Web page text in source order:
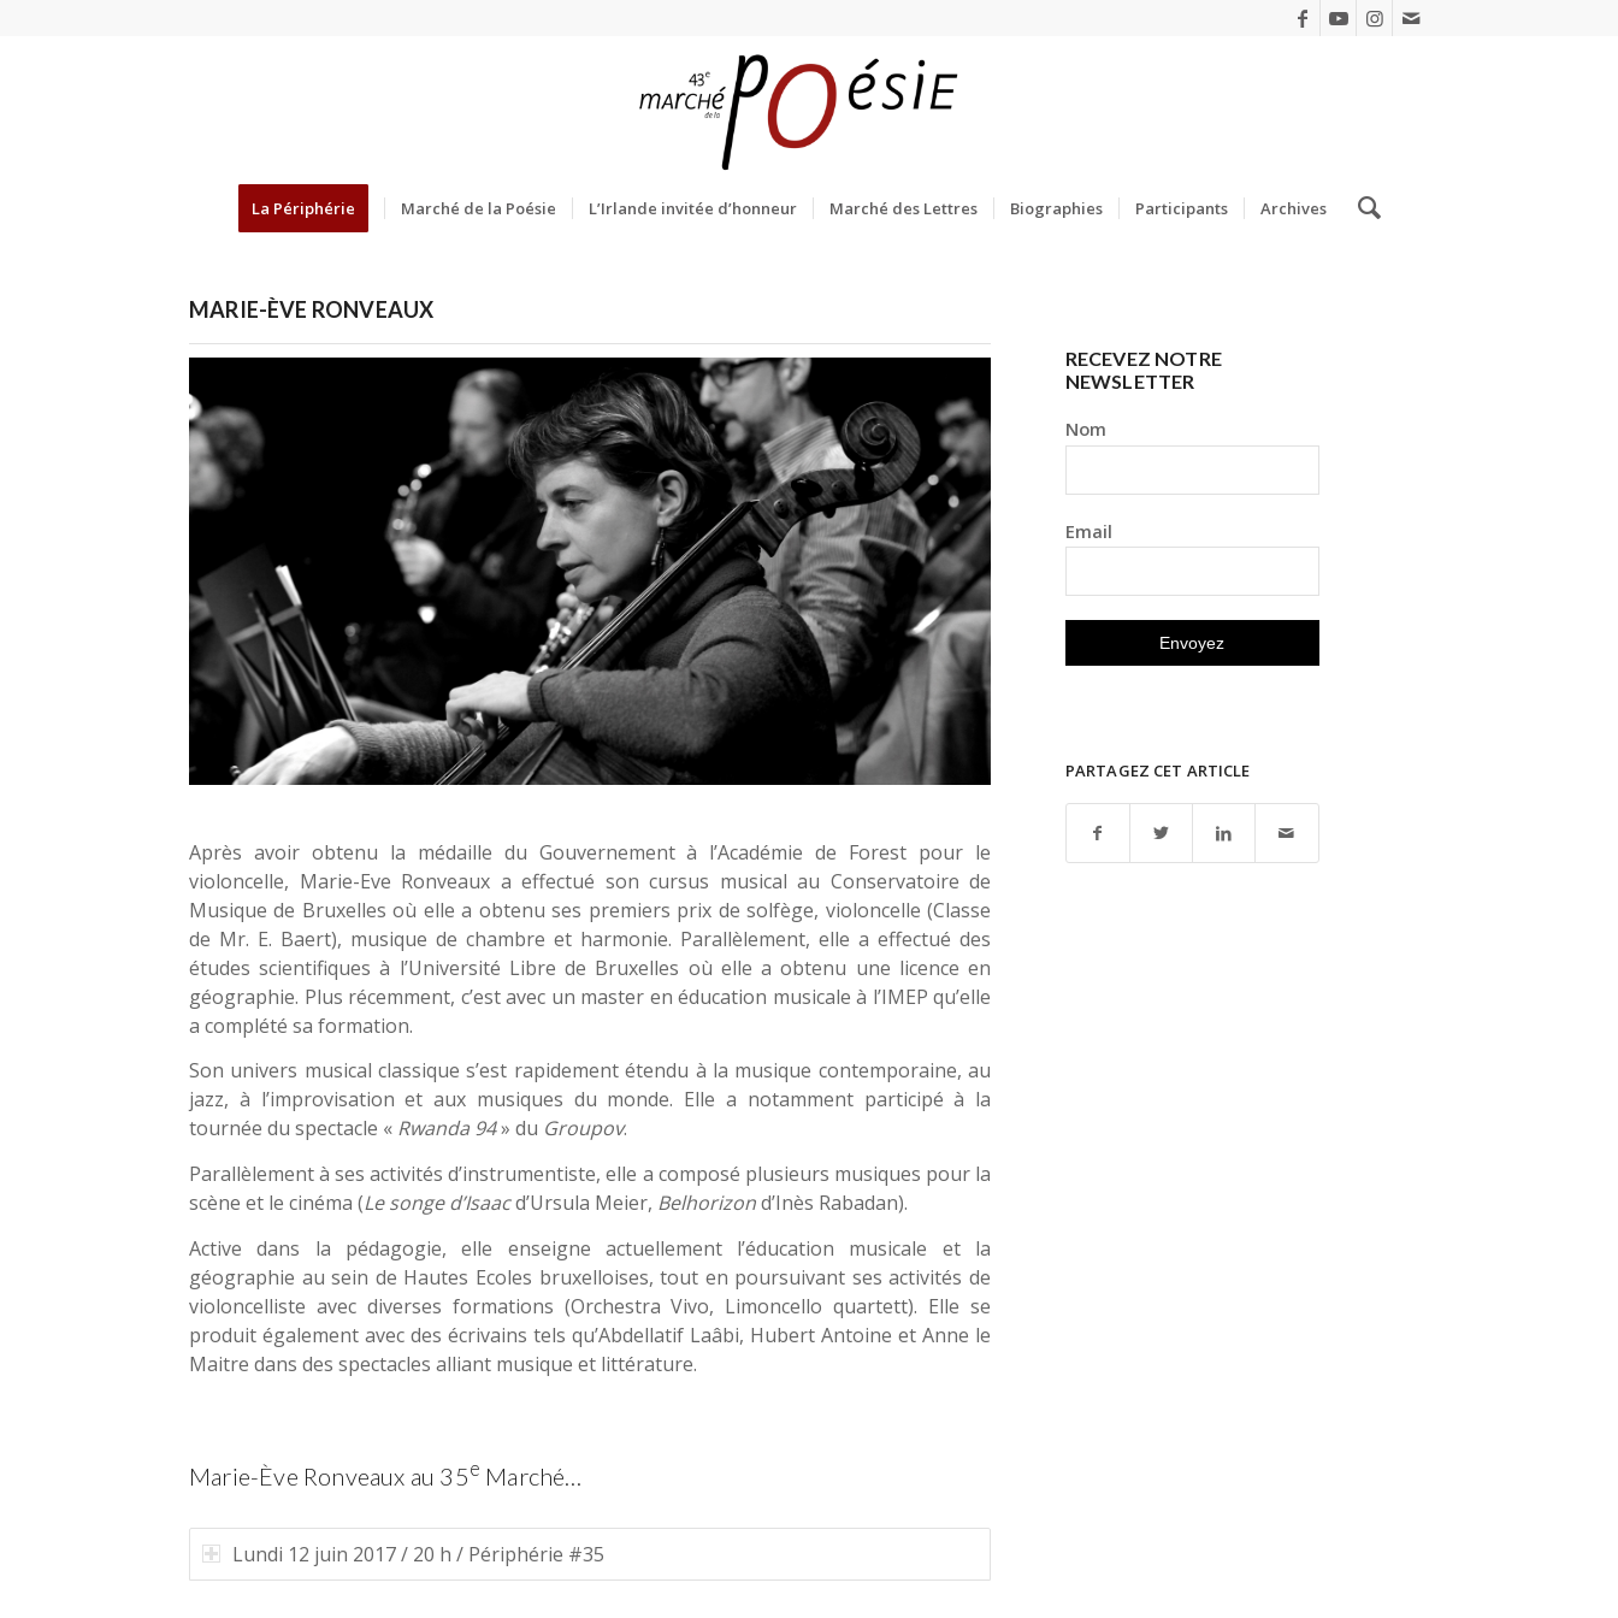
La Périphérie Marché de la Poésie L’Irlande invitée d’honneur Marché des Lettres Biographies Participants Archives
MARIE-ÈVE RONVEAUX
Après avoir obtenu la médaille du Gouvernement à l’Académie de Forest pour le
violoncelle, Marie-Eve Ronveaux a effectué son cursus musical au Conservatoire de
Musique de Bruxelles où elle a obtenu ses premiers prix de solfège, violoncelle (Classe
de Mr. E. Baert), musique de chambre et harmonie. Parallèlement, elle a effectué des
études scientifiques à l’Université Libre de Bruxelles où elle a obtenu une licence en
géographie. Plus récemment, c’est avec un master en éducation musicale à l’IMEP qu’elle
a complété sa formation.
Son univers musical classique s’est rapidement étendu à la musique contemporaine, au
jazz, à l’improvisation et aux musiques du monde. Elle a notamment participé à la
tournée du spectacle « Rwanda 94» du Groupov.
Parallèlement à ses activités d’instrumentiste, elle a composé plusieurs musiques pour la
scène et le cinéma (Le songe d’Isaacd’Ursula Meier, Belhorizond’Inès Rabadan).
Active dans la pédagogie, elle enseigne actuellement l’éducation musicale et la
géographie au sein de Hautes Ecoles bruxelloises, tout en poursuivant ses activités de
violoncelliste avec diverses formations (Orchestra Vivo, Limoncello quartett). Elle se
produit également avec des écrivains tels qu’Abdellatif Laâbi, Hubert Antoine et Anne le
Maitre dans des spectacles alliant musique et littérature.
RECEVEZ NOTRE
NEWSLETTER
Nom
Email
PARTAGEZ CET ARTICLE
Marie-Ève Ronveaux au 35e Marché…
Lundi 12 juin 2017 / 20 h / Périphérie #35